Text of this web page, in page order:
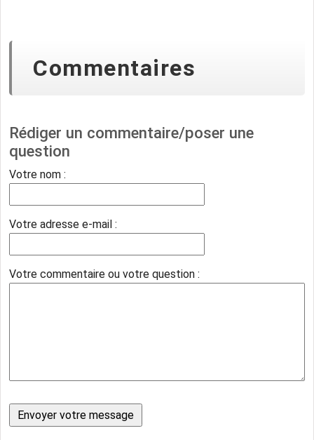
Commentaires
Rédiger un commentaire/poser une
question
Votre nom :
Votre adresse e-mail :
Votre commentaire ou votre question :